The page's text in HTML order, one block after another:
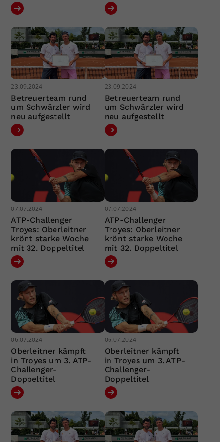
23.09.2024
Betreuerteam rund
um Schwärzler wird
neu aufgestellt
23.09.2024
Betreuerteam rund
um Schwärzler wird
neu aufgestellt
07.07.2024
ATP-Challenger
Troyes: Oberleitner
krönt starke Woche
mit 32. Doppeltitel
07.07.2024
ATP-Challenger
Troyes: Oberleitner
krönt starke Woche
mit 32. Doppeltitel
06.07.2024
Oberleitner kämpft
in Troyes um 3. ATP-
Challenger-
Doppeltitel
06.07.2024
Oberleitner kämpft
in Troyes um 3. ATP-
Challenger-
Doppeltitel